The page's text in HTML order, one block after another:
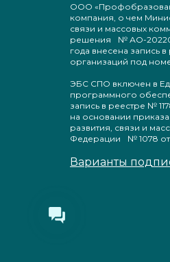
ООО
компания, о чем
связи и массовых
решения № АО-
года внесена запись
организаций под
ЭБС СПО включен в
программного
запись в реестре №
на основании
развития, связи и
Федерации № 1078 от
Варианты